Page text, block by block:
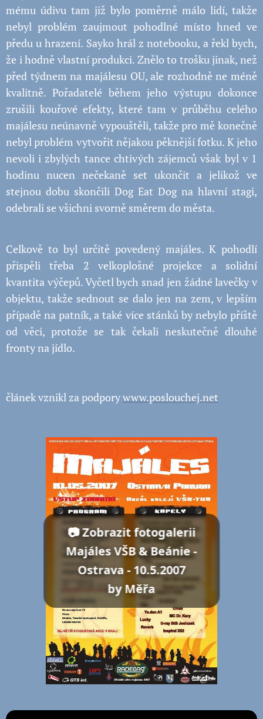
mému údivu tam již bylo poměrně málo lidí, takže
nebyl problém zaujmout pohodlné místo hned ve
předu u hrazení. Sayko hrál z notebooku, a řekl bych,
že i hodně vlastní produkci. Znělo to trošku jinak, než
před týdnem na majálesu OU, ale rozhodně ne méně
kvalitně. Pořadatelé během jeho výstupu dokonce
zrušili kouřové efekty, které tam v průběhu celého
majálesu neúnavně vypouštěli, takže pro mě konečně
nebyl problém vytvořit nějakou pěknější fotku. K jeho
nevoli i zbylých tance chtivých zájemců však byl v 1
hodinu nucen nečekaně set ukončit a jelikož ve
stejnou dobu skončili Dog Eat Dog na hlavní stagi,
odebrali se všichni svorně směrem do města.
Celkově to byl určitě povedený majáles. K pohodlí
přispěli třeba 2 velkoplošné projekce a solidní
kvantita výčepů. Vyčetl bych snad jen žádné lavečky v
objektu, takže sednout se dalo jen na zem, v lepším
případě na patník, a také více stánků by nebylo příště
od věci, protože se tak čekali neskutečně dlouhé
fronty na jídlo.
článek vznikl za podporywww.poslouchej.net
📷 Zobrazit fotogalerii
Majáles VŠB & Beánie -
Ostrava - 10.5.2007
by Měřa